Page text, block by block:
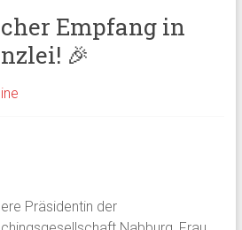
Empfang in
🎉
Präsidentin der